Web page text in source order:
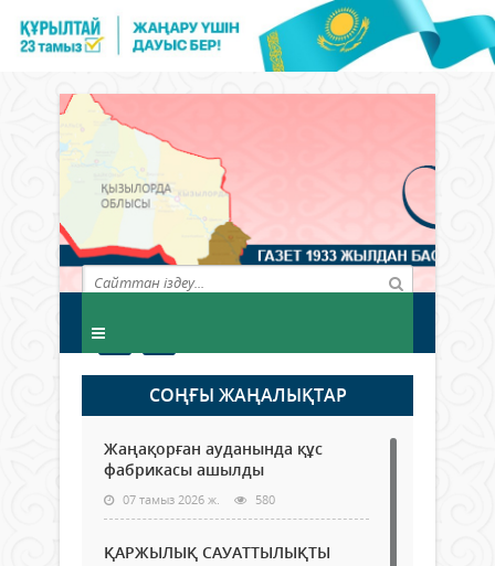
СОҢҒЫ ЖАҢАЛЫҚТАР
Жаңақорған ауданында құс
фабрикасы ашылды
07 тамыз 2026 ж. 580
ҚАРЖЫЛЫҚ САУАТТЫЛЫҚТЫ